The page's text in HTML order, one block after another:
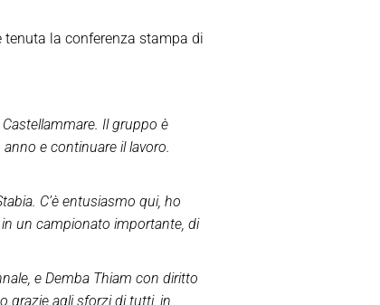
la conferenza stampa di
Il gruppo è
e continuare il lavoro.
C’è entusiasmo qui, ho
un campionato importante, di
e Demba Thiam con diritto
grazie agli sforzi di tutti, in